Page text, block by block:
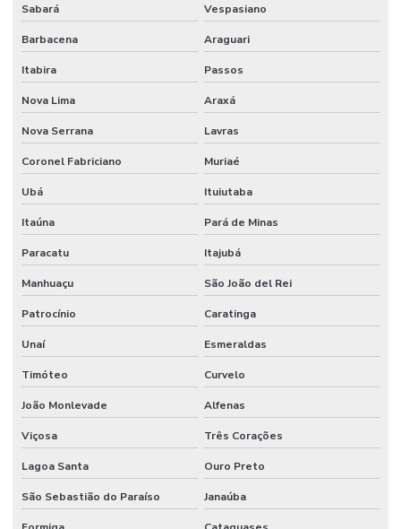
Sabará Vespasiano
Barbacena Araguari
Itabira Passos
Nova Lima Araxá
Nova Serrana Lavras
Coronel Fabriciano Muriaé
Ubá Ituiutaba
Itaúna Pará de Minas
Paracatu Itajubá
Manhuaçu São João del Rei
Patrocínio Caratinga
Unaí Esmeraldas
Timóteo Curvelo
João Monlevade Alfenas
Viçosa Três Corações
Lagoa Santa Ouro Preto
São Sebastião do Paraíso Janaúba